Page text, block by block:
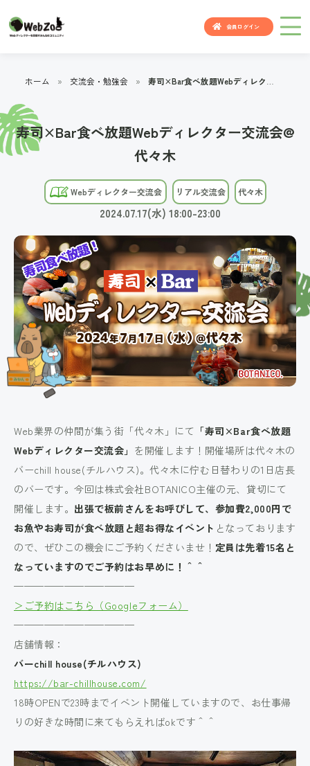
会員ログイン
ホーム » 交流会・勉強会 »
寿司×Bar食べ放題Webディレクター交流会@
代々木
Webディレクター交流会 リアル交流会 代々木
2024.07.17(水) 18:00-23:00
Web業界の仲間が集う街「代々木」にて 「寿司×Bar食べ放題
Webディレクター交流会」 を開催します！開催場所は代々木の
バーchill house(チルハウス)。代々木に佇む日替わりの1日店長
のバーです。今回は株式会社BOTANICO主催の元、貸切にて
開催します。 出張で板前さんをお呼びして、参加費2,000円で
お魚やお寿司が食べ放題と超お得なイベント となっております
ので、ぜひこの機会にご予約くださいませ！ 定員は先着15名と
なっていますのでご予約はお早めに！＾＾
————————————
＞ご予約はこちら（Googleフォーム）
————————————
店舗情報：
バーchill house(チルハウス)
https://bar-chillhouse.com/
18時OPENで23時までイベント開催していますので、お仕事帰
りの好きな時間に来てもらえればokです＾＾